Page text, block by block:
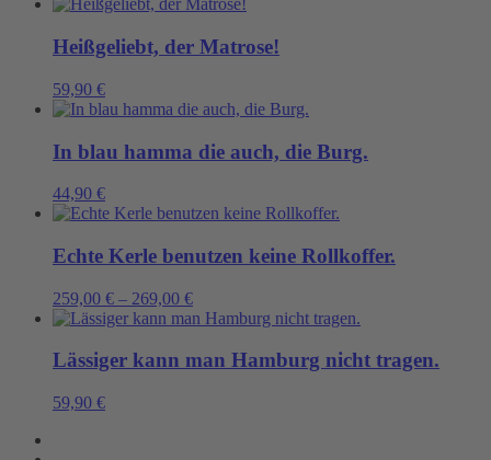
Heißgeliebt, der Matrose!
59,90 €
In blau hamma die auch, die Burg.
44,90 €
Echte Kerle benutzen keine Rollkoffer.
259,00 € – 269,00 €
Lässiger kann man Hamburg nicht tragen.
59,90 €